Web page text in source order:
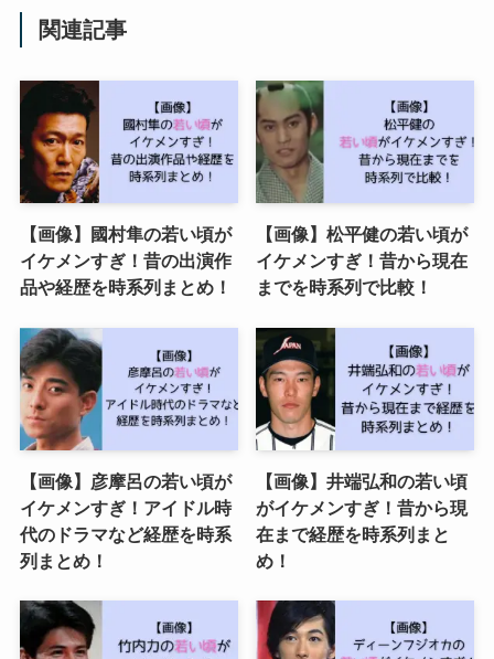
関連記事
【画像】國村隼の若い頃が
イケメンすぎ！昔の出演作
品や経歴を時系列まとめ！
【画像】松平健の若い頃が
イケメンすぎ！昔から現在
までを時系列で比較！
【画像】彦摩呂の若い頃が
イケメンすぎ！アイドル時
代のドラマなど経歴を時系
列まとめ！
【画像】井端弘和の若い頃
がイケメンすぎ！昔から現
在まで経歴を時系列まと
め！